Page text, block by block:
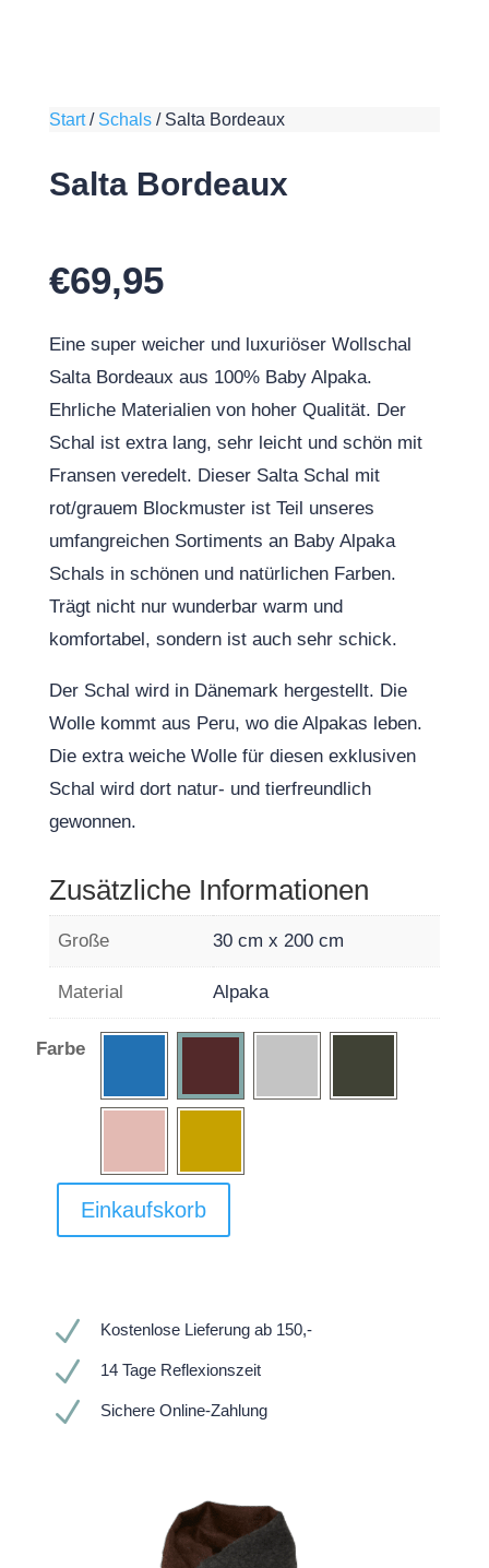
Start/ Schals/ Salta Bordeaux
Salta Bordeaux
€69,95
Eine super weicher und luxuriöser Wollschal
Salta Bordeaux aus 100% Baby Alpaka.
Ehrliche Materialien von hoher Qualität. Der
Schal ist extra lang, sehr leicht und schön mit
Fransen veredelt. Dieser Salta Schal mit
rot/grauem Blockmuster ist Teil unseres
umfangreichen Sortiments an Baby Alpaka
Schals in schönen und natürlichen Farben.
Trägt nicht nur wunderbar warm und
komfortabel, sondern ist auch sehr schick.
Der Schal wird in Dänemark hergestellt. Die
Wolle kommt aus Peru, wo die Alpakas leben.
Die extra weiche Wolle für diesen exklusiven
Schal wird dort natur- und tierfreundlich
gewonnen.
Zusätzliche Informationen
Große 30 cm x 200 cm
Material Alpaka
Farbe
Einkaufskorb
N Kostenlose Lieferung ab 150,-
N 14 Tage Reflexionszeit
N Sichere Online-Zahlung